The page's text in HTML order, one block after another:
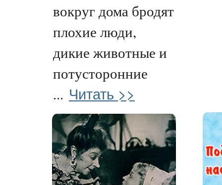
вокруг дома бродят
плохие люди,
дикие животные и
потусторонние
... Читать >>